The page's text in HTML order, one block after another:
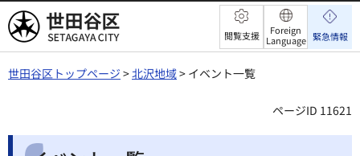
世田谷区 閲覧支援
Foreign
Language 緊急情報
世田谷区トップページ >北沢地域> イベント一覧
ページID 11621